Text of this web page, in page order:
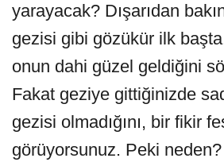
yarayacak? Dışarıdan
gezisi gibi gözükür ilk
onun dahi güzel geldiğini
Fakat geziye gittiğinizde
gezisi olmadığını, bir fikir
görüyorsunuz. Peki